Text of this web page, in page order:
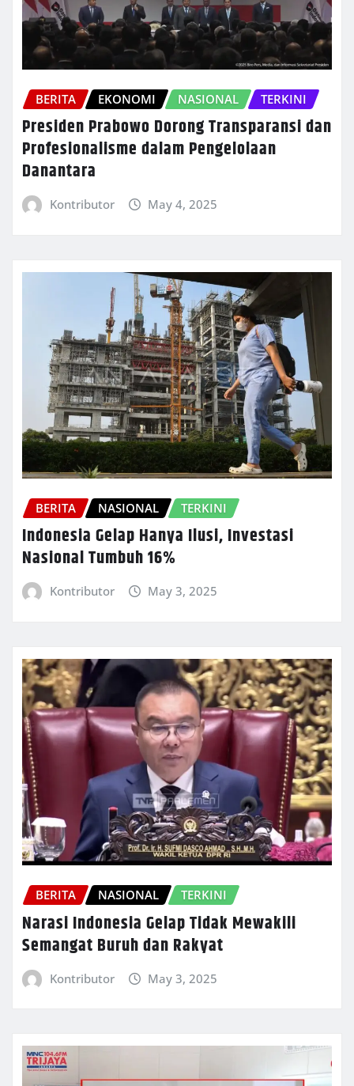
BERITA EKONOMI NASIONAL TERKINI
Presiden Prabowo Dorong Transparansi dan
Profesionalisme dalam Pengelolaan
Danantara
Kontributor May 4, 2025
BERITA NASIONAL TERKINI
Indonesia Gelap Hanya Ilusi, Investasi
Nasional Tumbuh 16%
Kontributor May 3, 2025
BERITA NASIONAL TERKINI
Narasi Indonesia Gelap Tidak Mewakili
Semangat Buruh dan Rakyat
Kontributor May 3, 2025